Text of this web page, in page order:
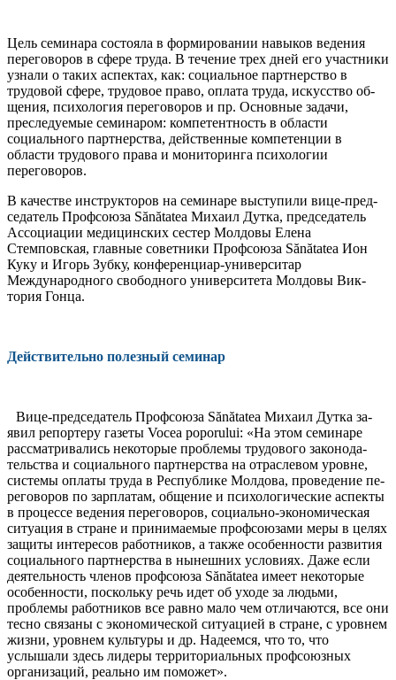
Цель семинара состояла в формировании навыков веде­ния
переговоров в сфере труда. В течение трех дней его участ­ники
узнали о таких аспектах, как: социальное партнерство в
трудовой сфере, трудовое пра­во, оплата труда, искусство об­
щения, психология переговоров и пр. Основные задачи,
пресле­дуемые семинаром: компетен­тность в области
социального партнерства, действенные ком­петенции в
области трудового права и мониторинга психоло­гии
переговоров.
В качестве инструкторов на семинаре выступили вице-пред­
седатель Профсоюза Sănătatea Михаил Дутка, председатель
Ас­социации медицинских сестер Молдовы Елена
Стемповская, главные советники Профсою­за Sănătatea Ион
Куку и Игорь Зубку, конференциар-универси­тар
Международного свободно­го университета Молдовы Вик­
тория Гонца.
Действительно полезный семинар
Вице-председатель Профсо­юза Sănătatea Михаил Дутка за­
явил репортеру газеты Vocea poporului: «На этом семина­ре
рассматривались некоторые проблемы трудового законода­
тельства и социального парт­нерства на отраслевом уровне,
системы оплаты труда в Респуб­лике Молдова, проведение пе­
реговоров по зарплатам, обще­ние и психологические аспек­ты
в процессе ведения перегово­ров, социально-экономическая
ситуация в стране и принима­емые профсоюзами меры в це­лях
защиты интересов работни­ков, а также особенности разви­тия
социального партнерства в нынешних условиях. Даже если
деятельность членов профсоюза Sănătatea имеет некоторые
осо­бенности, поскольку речь идет об уходе за людьми,
проблемы работников все равно мало чем отличаются, все они
тесно связа­ны с экономической ситуацией в стране, с уровнем
жизни, уров­нем культуры и др. Надеемся, что то, что
услышали здесь ли­деры территориальных профсо­юзных
организаций, реально им поможет».